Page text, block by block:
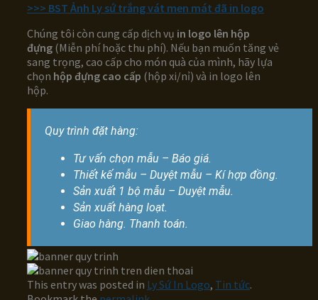
>>> BST Ảnh Ly sứ trắng vát men mát đã in logo
Chúng tôi còn cung cấp dịch vụ in logo lên hộp
đựng (Miễn phí hoặc thu phí). Nếu bạn muốn tăng vẻ
sang trọng, cao cấp cho món quà của mình, hãy lựa
chọn hộp đựng cao cấp (hộp xi/nỉ) và in logo lên
hộp.
Quy trình đặt hàng:
Tư vấn chọn mẫu – Báo giá.
Thiết kế mẫu – Duyệt mẫu – Kí hợp đồng.
Sản xuất 1 bộ mẫu – Duyệt mẫu.
Sản xuất hàng loạt.
Giao hàng. Thanh toán.
This entry was posted in Ly Sứ In Logo, Tin tức.